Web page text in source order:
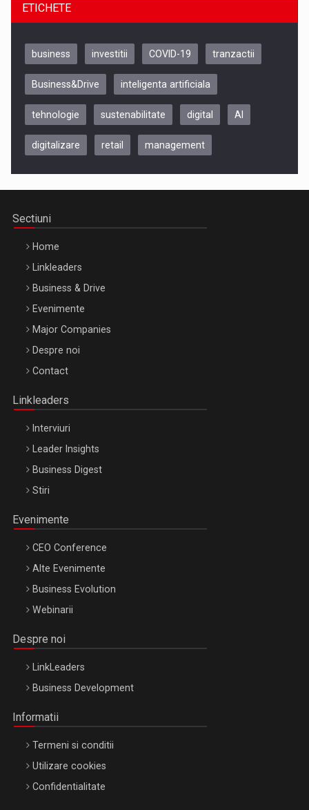
Be Inspired. Make it Happen!, CLUJ, 9 Decembrie
Be Inspired. Make it Happen!, ARTEMIS LETO, ORADEA, 8
Octombrie
ETICHETE
business investitii COVID-19 tranzactii
Business&Drive inteligenta artificiala
tehnologie sustenabilitate digital AI
digitalizare retail management
Sectiuni
Home
Linkleaders
Business & Drive
Evenimente
Major Companies
Despre noi
Contact
Linkleaders
Interviuri
Leader Insights
Business Digest
Stiri
Evenimente
CEO Conference
Alte Evenimente
Business Evolution
Webinarii
Despre noi
LinkLeaders
Business Development
Informatii
Termeni si conditii
Utilizare cookies
Confidentialitate